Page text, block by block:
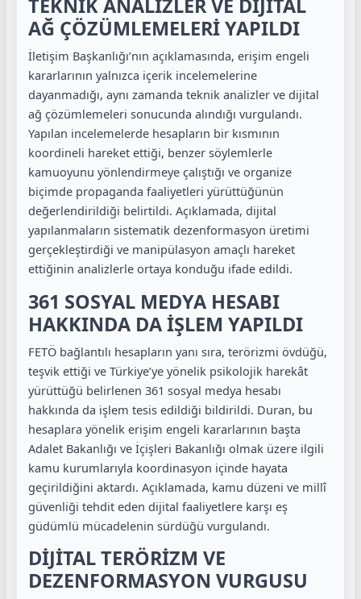
TEKNİK ANALİZLER VE DİJİTAL
AĞ ÇÖZÜMLEMELERİ YAPILDI
İletişim Başkanlığı’nın açıklamasında, erişim engeli
kararlarının yalnızca içerik incelemelerine
dayanmadığı, aynı zamanda teknik analizler ve dijital
ağ çözümlemeleri sonucunda alındığı vurgulandı.
Yapılan incelemelerde hesapların bir kısmının
koordineli hareket ettiği, benzer söylemlerle
kamuoyunu yönlendirmeye çalıştığı ve organize
biçimde propaganda faaliyetleri yürüttüğünün
değerlendirildiği belirtildi. Açıklamada, dijital
yapılanmaların sistematik dezenformasyon üretimi
gerçekleştirdiği ve manipülasyon amaçlı hareket
ettiğinin analizlerle ortaya konduğu ifade edildi.
361 SOSYAL MEDYA HESABI
HAKKINDA DA İŞLEM YAPILDI
FETÖ bağlantılı hesapların yanı sıra, terörizmi övdüğü,
teşvik ettiği ve Türkiye’ye yönelik psikolojik harekât
yürüttüğü belirlenen 361 sosyal medya hesabı
hakkında da işlem tesis edildiği bildirildi. Duran, bu
hesaplara yönelik erişim engeli kararlarının başta
Adalet Bakanlığı ve İçişleri Bakanlığı olmak üzere ilgili
kamu kurumlarıyla koordinasyon içinde hayata
geçirildiğini aktardı. Açıklamada, kamu düzeni ve millî
güvenliği tehdit eden dijital faaliyetlere karşı eş
güdümlü mücadelenin sürdüğü vurgulandı.
DİJİTAL TERÖRİZM VE
DEZENFORMASYON VURGUSU